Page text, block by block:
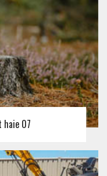
haie 07